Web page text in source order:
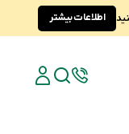
اطلاعات بیشتر